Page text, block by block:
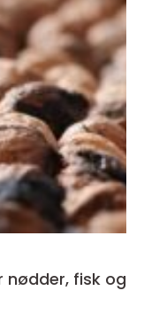
nødder, fisk og